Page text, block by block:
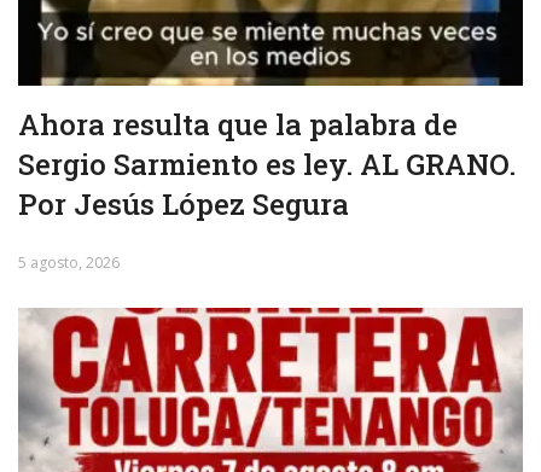
Ahora resulta que la palabra de
Sergio Sarmiento es ley. AL GRANO.
Por Jesús López Segura
5 agosto, 2026